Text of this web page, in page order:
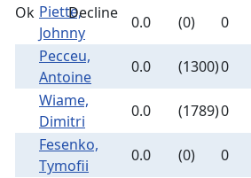
Piette,
Johnny
0.0 (0) 0
Pecceu,
Antoine
0.0 (1300)0
Wiame,
Dimitri
0.0 (1789)0
Fesenko,
Tymofii
0.0 (0) 0
Ok Decline